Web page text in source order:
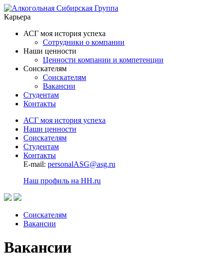
Карьера
АСГ моя история успеха
Сотрудники о компании
Наши ценности
Ценности компании и компетенции
Соискателям
Соискателям
Вакансии
Студентам
Контакты
АСГ моя история успеха
Наши ценности
Соискателям
Студентам
Контакты
E-mail: personalASG@asg.ru
Наш профиль на HH.ru
Соискателям
Вакансии
Вакансии